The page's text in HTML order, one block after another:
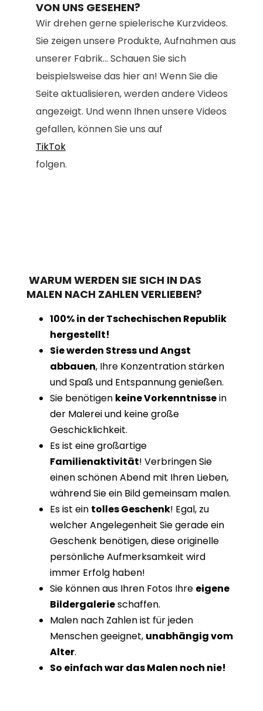
VON UNS GESEHEN?
Wir drehen gerne spielerische Kurzvideos.
Sie zeigen unsere Produkte, Aufnahmen aus
unserer Fabrik... Schauen Sie sich
beispielsweise das hier an! Wenn Sie die
Seite aktualisieren, werden andere Videos
angezeigt. Und wenn Ihnen unsere Videos
gefallen, können Sie uns auf
TikTok
folgen.
WARUM WERDEN SIE SICH IN DAS
MALEN NACH ZAHLEN VERLIEBEN?
100% in der Tschechischen Republik
hergestellt!
Sie werden Stress und Angst
abbauen, Ihre Konzentration stärken
und Spaß und Entspannung genießen.
Sie benötigen keine Vorkenntnissein
der Malerei und keine große
Geschicklichkeit.
Es ist eine großartige
Familienaktivität! Verbringen Sie
einen schönen Abend mit Ihren Lieben,
während Sie ein Bild gemeinsam malen.
Es ist ein tolles Geschenk! Egal, zu
welcher Angelegenheit Sie gerade ein
Geschenk benötigen, diese originelle
persönliche Aufmerksamkeit wird
immer Erfolg haben!
Sie können aus Ihren Fotos Ihre eigene
Bildergalerieschaffen.
Malen nach Zahlen ist für jeden
Menschen geeignet, unabhängig vom
Alter.
So einfach war das Malen noch nie!